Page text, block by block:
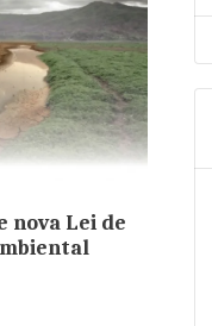
nova Lei de